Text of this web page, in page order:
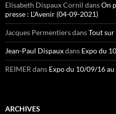
Elisabeth Dispaux Cornil dansOn
presse : L’Avenir (04-09-2021)
Jacques PermentiersdansTout sur
Jean-Paul Dispauxdans Expo du
REIMER dans Expo du 10/09/16
ARCHIVES